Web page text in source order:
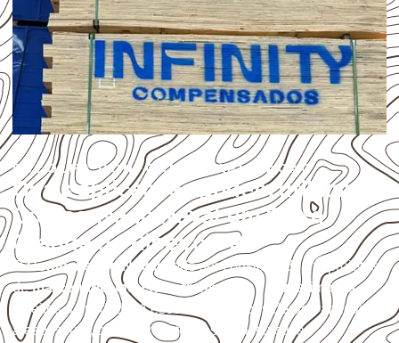
ESCOLHA CONFORME A APLICAÇÃO
Quais aplicações podem utilizar
Compensado Naval em Baixa
Grande do Ribeiro – PI?
OCompensado Navalpode ser considerado em projetos
demarcenaria, indústria, transporte e revestimento
sujeitos à umidade. A escolha deve considerar a aplicação,
a espessura, o acabamento e as características